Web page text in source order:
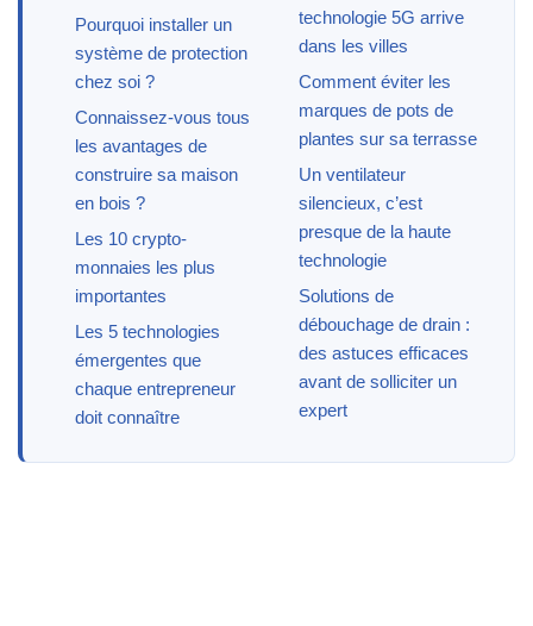
Pourquoi installer un
système de protection
chez soi ?
Connaissez-vous tous
les avantages de
construire sa maison
en bois ?
Les 10 crypto-
monnaies les plus
importantes
Les 5 technologies
émergentes que
chaque entrepreneur
doit connaître
technologie 5G arrive
dans les villes
Comment éviter les
marques de pots de
plantes sur sa terrasse
Un ventilateur
silencieux, c’est
presque de la haute
technologie
Solutions de
débouchage de drain :
des astuces efficaces
avant de solliciter un
expert